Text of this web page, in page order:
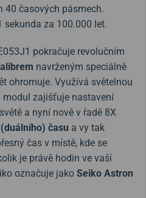
40 časových pásmech.
sekunda za 100.000 let.
pokračuje revolučním
navrženým speciálně
ohromuje. Využívá světelnou
modul zajišťuje nastavení
a nyní nově v řadě 8X
času a vy tak
čas v místě, kde se
je právě hodin ve vaší
označuje jako Seiko Astron